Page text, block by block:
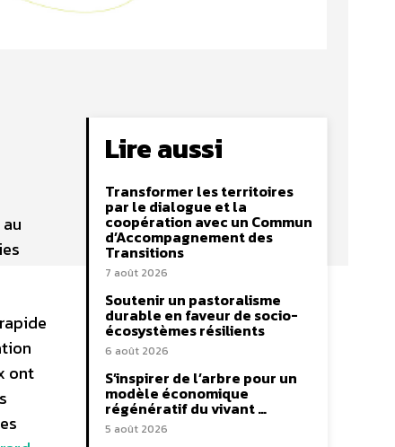
ont
Lire aussi
Transformer les territoires
par le dialogue et la
coopération avec un Commun
d’Accompagnement des
Transitions
7 août 2026
Soutenir un pastoralisme
durable en faveur de socio-
écosystèmes résilients
6 août 2026
S’inspirer de l’arbre pour un
modèle économique
régénératif du vivant …
5 août 2026